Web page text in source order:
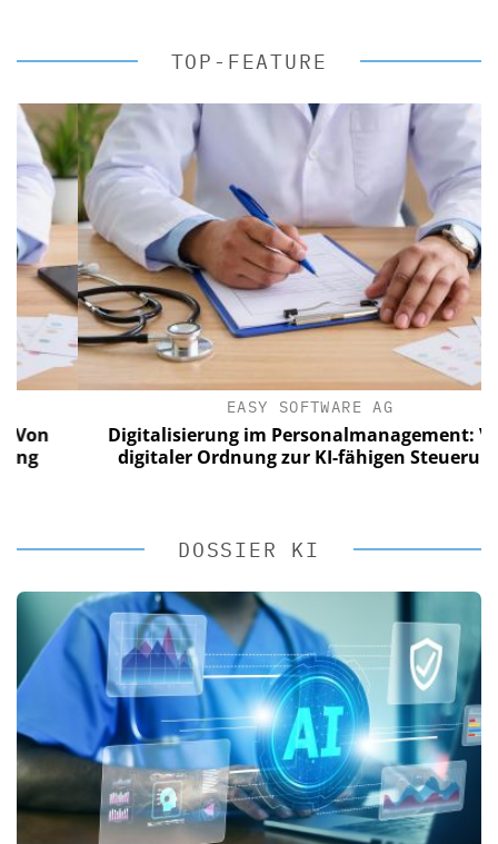
TOP-FEATURE
EASY SOFTWARE AG
Digitalisierung im Personalmanagement: Von
digitaler Ordnung zur KI-fähigen Steuerung
DOSSIER KI